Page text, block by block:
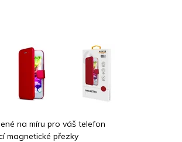
na míru pro váš telefon
magnetické přezky